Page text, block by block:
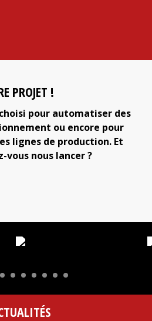
PROJET !
pour automatiser des
ou encore pour
lignes de production. Et
vous nous lancer ?